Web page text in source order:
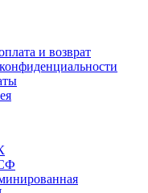
и возврат